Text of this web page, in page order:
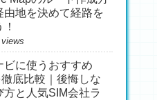
由地を決めて経路を
ビに使うおすすめ
底比較｜後悔しな
方と人気SIM会社ラ